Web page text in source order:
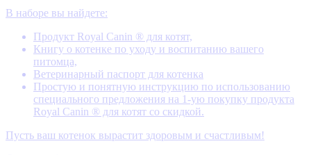
В наборе вы найдете:
Продукт Royal Canin ® для котят,
Книгу о котенке по уходу и воспитанию вашего
питомца,
Ветеринарный паспорт для котенка
Простую и понятную инструкцию по использованию
специального предложения на 1-ую покупку продукта
Royal Canin ® для котят со скидкой.
Пусть ваш котенок вырастит здоровым и счастливым!